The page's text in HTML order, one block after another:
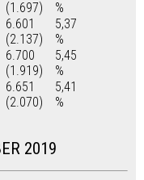
(1.697)
%
6.601
(2.137)
5,37
%
6.700
(1.919)
5,45
%
6.651
(2.070)
5,41
%
2019